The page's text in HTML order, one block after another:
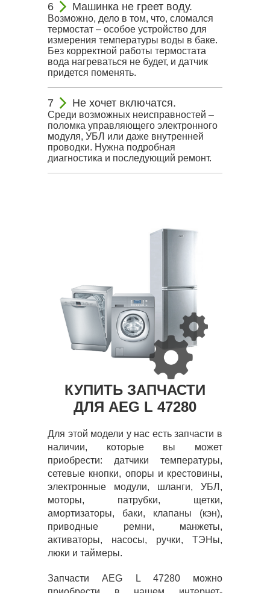
Машинка не греет воду.
Возможно, дело в том, что, сломался
термостат – особое устройство для
измерения температуры воды в баке.
Без корректной работы термостата
вода нагреваться не будет, и датчик
придется поменять.
Не хочет включатся.
Среди возможных неисправностей –
поломка управляющего электронного
модуля, УБЛ или даже внутренней
проводки. Нужна подробная
диагностика и последующий ремонт.
КУПИТЬ ЗАПЧАСТИ
ДЛЯ AEG L 47280
Для этой модели у нас есть запчасти в
наличии, которые вы может
приобрести: датчики температуры,
сетевые кнопки, опоры и крестовины,
электронные модули, шланги, УБЛ,
моторы, патрубки, щетки,
амортизаторы, баки, клапаны (кэн),
приводные ремни, манжеты,
активаторы, насосы, ручки, ТЭНы,
люки и таймеры.
Запчасти AEG L 47280 можно